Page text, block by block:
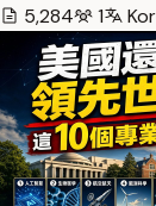
5,284
1